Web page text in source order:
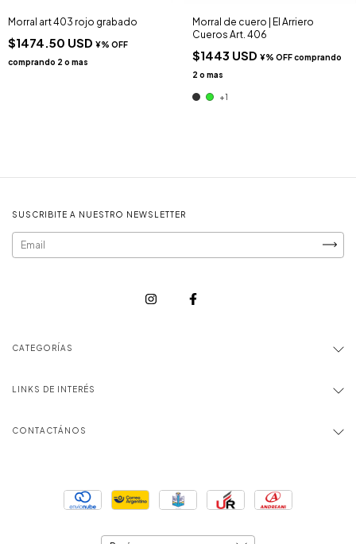
Morral art 403 rojo grabado
$1474.50 USD
Morral de cuero | El Arriero
Cueros Art. 406
$1443 USD
+1
SUSCRIBITE A NUESTRO NEWSLETTER
CATEGORÍAS
LINKS DE INTERÉS
CONTACTÁNOS